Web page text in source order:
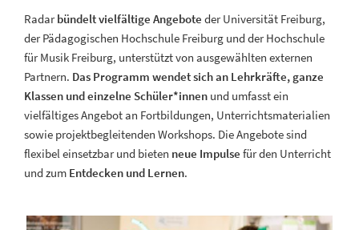
Radarbündelt vielfältige Angebote der Universität Freiburg,
der Pädagogischen Hochschule Freiburg und der Hochschule
für Musik Freiburg, unterstützt von ausgewählten externen
Partnern. Das Programm wendet sich an Lehrkräfte, ganze
Klassen und einzelne Schüler*innen und umfasst ein
vielfältiges Angebot an Fortbildungen, Unterrichtsmaterialien
sowie projektbegleitenden Workshops. Die Angebote sind
flexibel einsetzbar und bieten neue Impulse für den Unterricht
und zum Entdecken und Lernen.